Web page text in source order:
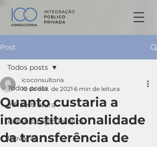
Post
Todos posts
Infraestrutura
Admnistração Pública
Inovação
Todos posts
Quanto custaria a
inconstitucionalidade
da transferência de
icoconsultoria
10 de dez. de 2021 6 min de leitura